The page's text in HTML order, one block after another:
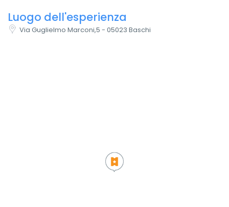
Luogo dell'esperienza
Via Guglielmo Marconi,5 - 05023 Baschi